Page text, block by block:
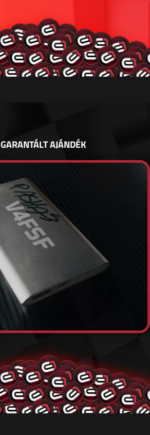
GARANTÁLT AJÁNDÉK